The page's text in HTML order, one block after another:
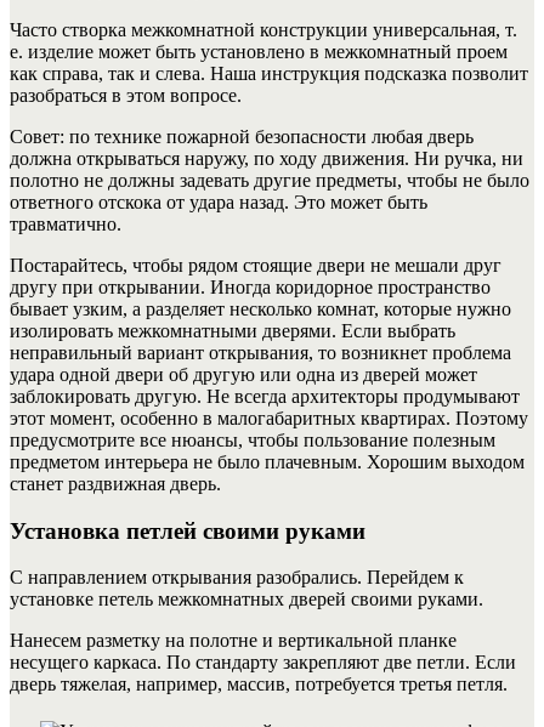
Часто створка межкомнатной конструкции универсальная, т.
е. изделие может быть установлено в межкомнатный проем
как справа, так и слева. Наша инструкция подсказка позволит
разобраться в этом вопросе.
Совет: по технике пожарной безопасности любая дверь
должна открываться наружу, по ходу движения. Ни ручка, ни
полотно не должны задевать другие предметы, чтобы не было
ответного отскока от удара назад. Это может быть
травматично.
Постарайтесь, чтобы рядом стоящие двери не мешали друг
другу при открывании. Иногда коридорное пространство
бывает узким, а разделяет несколько комнат, которые нужно
изолировать межкомнатными дверями. Если выбрать
неправильный вариант открывания, то возникнет проблема
удара одной двери об другую или одна из дверей может
заблокировать другую. Не всегда архитекторы продумывают
этот момент, особенно в малогабаритных квартирах. Поэтому
предусмотрите все нюансы, чтобы пользование полезным
предметом интерьера не было плачевным. Хорошим выходом
станет раздвижная дверь.
Установка петлей своими руками
С направлением открывания разобрались. Перейдем к
установке петель межкомнатных дверей своими руками.
Нанесем разметку на полотне и вертикальной планке
несущего каркаса. По стандарту закрепляют две петли. Если
дверь тяжелая, например, массив, потребуется третья петля.